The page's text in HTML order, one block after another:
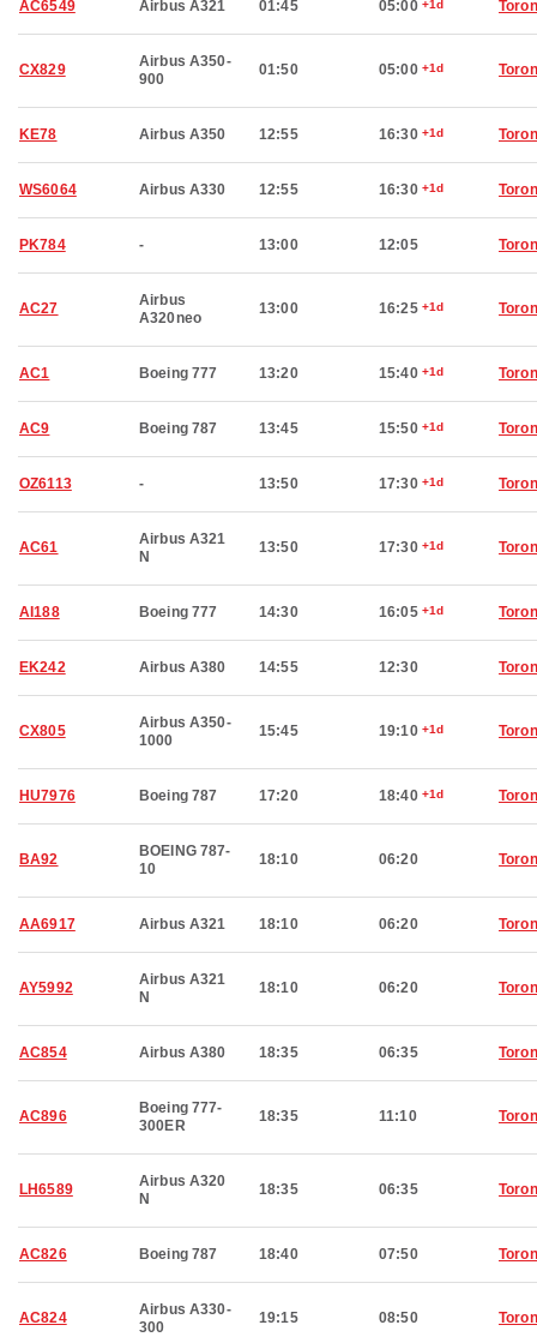
AC6549 Airbus A321 01:45 05:00 +1d
CX829
Airbus A350-
900
01:50 05:00 +1d
KE78 Airbus A350 12:55 16:30 +1d
WS6064 Airbus A330 12:55 16:30 +1d
PK784 - 13:00 12:05
AC27
Airbus
A320neo
13:00 16:25 +1d
AC1 Boeing 777 13:20 15:40 +1d
AC9 Boeing 787 13:45 15:50 +1d
OZ6113 - 13:50 17:30 +1d
AC61
Airbus A321
N
13:50 17:30 +1d
AI188 Boeing 777 14:30 16:05 +1d
EK242 Airbus A380 14:55 12:30
CX805
Airbus A350-
1000
15:45 19:10 +1d
HU7976 Boeing 787 17:20 18:40 +1d
BA92
BOEING 787-
10
18:10 06:20
AA6917 Airbus A321 18:10 06:20
AY5992
Airbus A321
N
18:10 06:20
AC854 Airbus A380 18:35 06:35
AC896
Boeing 777-
300ER
18:35 11:10
LH6589
Airbus A320
N
18:35 06:35
AC826 Boeing 787 18:40 07:50
AC824
Airbus A330-
300
19:15 08:50